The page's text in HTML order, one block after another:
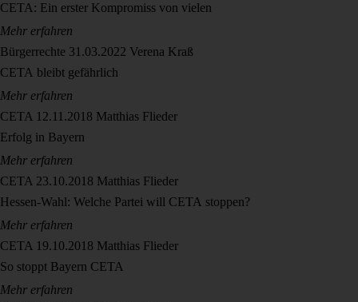
CETA: Ein erster Kompromiss von vielen
Mehr erfahren
Bürgerrechte 31.03.2022 Verena Kraß
CETA bleibt gefährlich
Mehr erfahren
CETA 12.11.2018 Matthias Flieder
Erfolg in Bayern
Mehr erfahren
CETA 23.10.2018 Matthias Flieder
Hessen-Wahl: Welche Partei will CETA stoppen?
Mehr erfahren
CETA 19.10.2018 Matthias Flieder
So stoppt Bayern CETA
Mehr erfahren